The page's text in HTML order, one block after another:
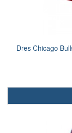
Dres Chicago